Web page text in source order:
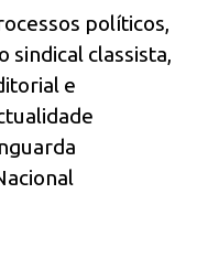
políticos,
sindical classista,
e